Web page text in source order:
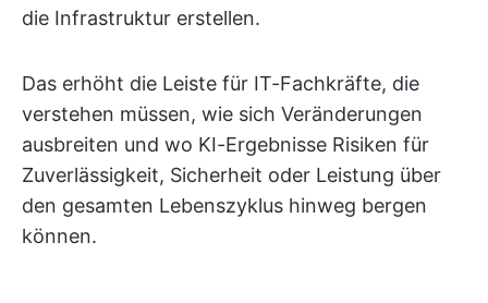
die Infrastruktur erstellen.
Das erhöht die Leiste für IT-Fachkräfte, die
verstehen müssen, wie sich Veränderungen
ausbreiten und wo KI-Ergebnisse Risiken für
Zuverlässigkeit, Sicherheit oder Leistung über
den gesamten Lebenszyklus hinweg bergen
können.